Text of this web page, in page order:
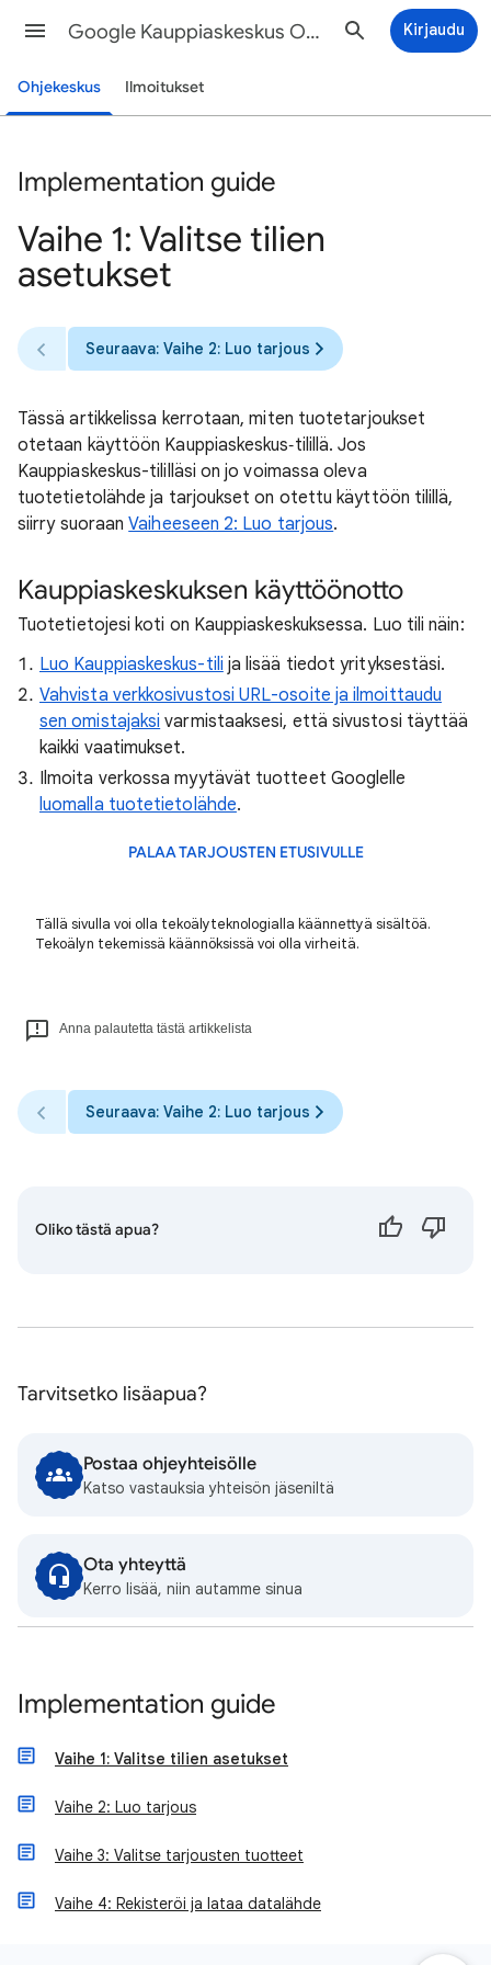
Google Kauppiaskeskus Ohjeet Kirjaudu
Ohjekeskus Ilmoitukset
Implementation guide
Vaihe 1: Valitse tilien
asetukset
Seuraava: Vaihe 2: Luo tarjous
Tässä artikkelissa kerrotaan, miten tuotetarjoukset
otetaan käyttöön Kauppiaskeskus‑tilillä. Jos
Kauppiaskeskus-tililläsi on jo voimassa oleva
tuotetietolähde ja tarjoukset on otettu käyttöön tilillä,
siirry suoraanVaiheeseen 2: Luo tarjous.
Kauppiaskeskuksen käyttöönotto
Tuotetietojesi koti on Kauppiaskeskuksessa. Luo tili näin:
Luo Kauppiaskeskus-tili ja lisää tiedot yrityksestäsi.
Vahvista verkkosivustosi URL-osoite ja ilmoittaudu
sen omistajaksi varmistaaksesi, että sivustosi täyttää
kaikki vaatimukset.
Ilmoita verkossa myytävät tuotteet Googlelle
luomalla tuotetietolähde.
PALAA TARJOUSTEN ETUSIVULLE
Tällä sivulla voi olla tekoälyteknologialla käännettyä sisältöä.
Tekoälyn tekemissä käännöksissä voi olla virheitä.
Anna palautetta tästä artikkelista
Seuraava: Vaihe 2: Luo tarjous
Oliko tästä apua?
Tarvitsetko lisäapua?
Postaa ohjeyhteisölle
Katso vastauksia yhteisön jäseniltä
Ota yhteyttä
Kerro lisää, niin autamme sinua
Implementation guide
Vaihe 1: Valitse tilien asetukset
Vaihe 2: Luo tarjous
Vaihe 3: Valitse tarjousten tuotteet
Vaihe 4: Rekisteröi ja lataa datalähde